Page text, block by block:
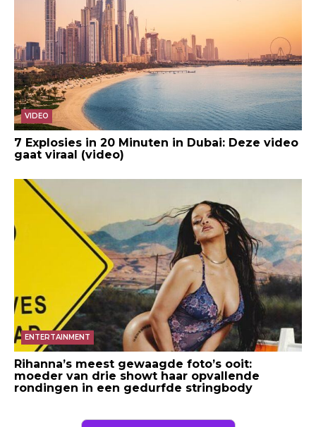
VIDEO
7 Explosies in 20 Minuten in Dubai: Deze video
gaat viraal (video)
ENTERTAINMENT
Rihanna’s meest gewaagde foto’s ooit:
moeder van drie showt haar opvallende
rondingen in een gedurfde stringbody